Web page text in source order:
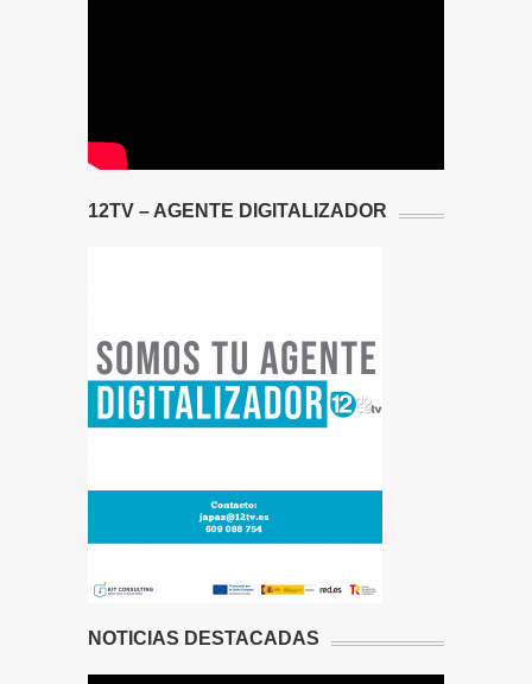
12TV – AGENTE DIGITALIZADOR
NOTICIAS DESTACADAS